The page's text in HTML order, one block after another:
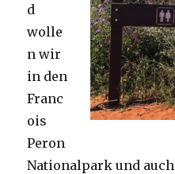
d
wolle
n wir
in den
Franc
ois
Peron
Nationalpark und